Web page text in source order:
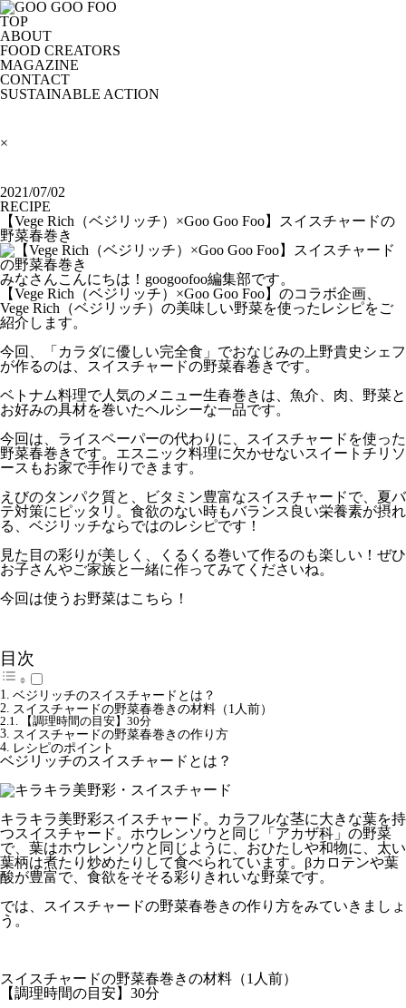
TOP
ABOUT
FOOD CREATORS
MAGAZINE
CONTACT
SUSTAINABLE ACTION
×
2021/07/02
RECIPE
【Vege Rich（ベジリッチ）×Goo Goo Foo】スイスチャードの
野菜春巻き
みなさんこんにちは！googoofoo編集部です。
【Vege Rich（ベジリッチ）×Goo Goo Foo】のコラボ企画、
Vege Rich（ベジリッチ）の美味しい野菜を使ったレシピをご
紹介します。
今回、「カラダに優しい完全食」でおなじみの上野貴史シェフ
が作るのは、スイスチャードの野菜春巻きです。
ベトナム料理で人気のメニュー生春巻きは、魚介、肉、野菜と
お好みの具材を巻いたヘルシーな一品です。
今回は、ライスペーパーの代わりに、スイスチャードを使った
野菜春巻きです。エスニック料理に欠かせないスイートチリソ
ースもお家で手作りできます。
えびのタンパク質と、ビタミン豊富なスイスチャードで、夏バ
テ対策にピッタリ。食欲のない時もバランス良い栄養素が摂れ
る、ベジリッチならではのレシピです！
見た目の彩りが美しく、くるくる巻いて作るのも楽しい！ぜひ
お子さんやご家族と一緒に作ってみてくださいね。
今回は使うお野菜はこちら！
目次
ベジリッチのスイスチャードとは？
スイスチャードの野菜春巻きの材料（1人前）
【調理時間の目安】30分
スイスチャードの野菜春巻きの作り方
レシピのポイント
ベジリッチのスイスチャードとは？
キラキラ美野彩スイスチャード。カラフルな茎に大きな葉を持
つスイスチャード。ホウレンソウと同じ「アカザ科」の野菜
で、葉はホウレンソウと同じように、おひたしや和物に、太い
葉柄は煮たり炒めたりして食べられています。βカロテンや葉
酸が豊富で、食欲をそそる彩りきれいな野菜です。
では、スイスチャードの野菜春巻きの作り方をみていきましょ
う。
スイスチャードの野菜春巻きの材料（1人前）
【調理時間の目安】30分